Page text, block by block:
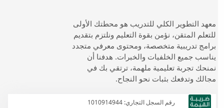
معهد التطوير الكلي للتدريب هو محطتك الأولى
للتعلم المتقن، نؤمن بقوة التعليم ونلتزم بتقديم
برامج تدريبية متخصصة، ومحتوى معرفي متجدد
يناسب جميع الخلفيات والخبرات. هدفنا أن
نمنحك تجربة تعليمية ملهمة، ترتقي بك في
مجالك وتدفعك بثبات نحو النجاح.
رقم السجل التجاري: 1010914944